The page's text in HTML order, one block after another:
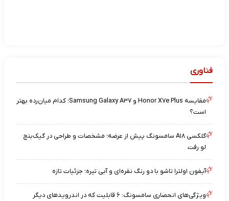
فناوری
مقایسه Honor X۷e Plus و Samsung Galaxy A۳۷؛ کدام میان‌رده بهتر
است؟
گلکسی A۱۸ سامسونگ پیش از عرضه؛ مشخصات و طراحی در گیک‌بنچ
لو رفت
آیفون اولترا تاشو با دو رنگ نقره‌ای و آبی تیره؛ جزئیات تازه
ویژگی‌های انحصاری سامسونگ: ۶ قابلیت که در اندرویدهای دیگر